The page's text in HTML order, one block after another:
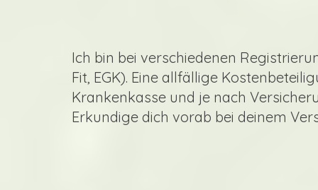
​Ich bin bei verschiedenen
Fit, EGK). Eine allfällige
Krankenkasse und je nach
Erkundige dich vorab bei deinem